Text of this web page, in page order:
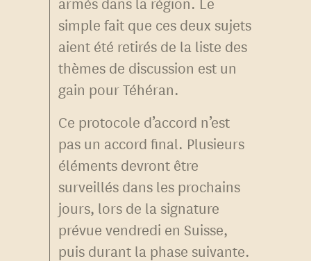
simple fait que ces deux sujets
aient été retirés de la liste des
thèmes de discussion est un
gain pour Téhéran.
Ce protocole d’accord n’est
pas un accord final. Plusieurs
éléments devront être
surveillés dans les prochains
jours, lors de la signature
prévue vendredi en Suisse,
puis durant la phase suivante.